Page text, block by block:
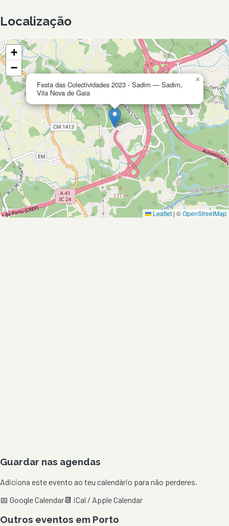
Localização
Festa das Colectividades 2023 - Sadim — Sadim,
Vila Nova de Gaia
×
+
−
Leaflet | ©OpenStreetMap
Guardar nas agendas
Adiciona este evento ao teu calendário para não perderes.
📅 Google Calendar📆 iCal / Apple Calendar
Outros eventos em Porto